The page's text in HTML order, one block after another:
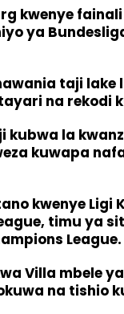
kwenye
ya
taji
na rekodi
la
kuwapa
kwenye Ligi
timu ya
League.
Villa mbele
na tishio